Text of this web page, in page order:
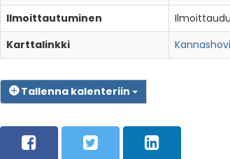
Ilmoittautuminen
Karttalinkki
Kannashovi
Tallenna kalenteriin